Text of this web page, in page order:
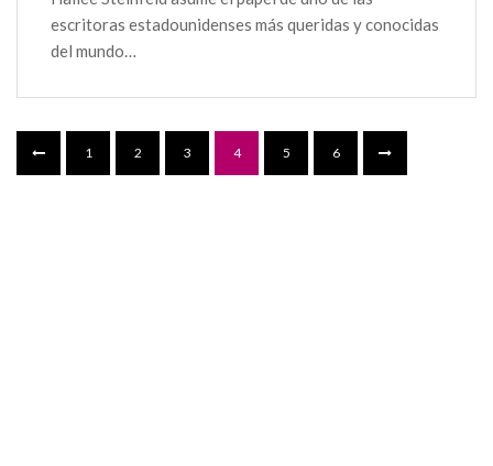
escritoras estadounidenses más queridas y conocidas
del mundo…
1 2 3 4 5 6